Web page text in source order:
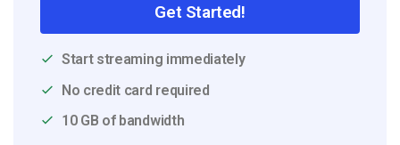
Get Started!
Start streaming immediately
No credit card required
10 GB of bandwidth